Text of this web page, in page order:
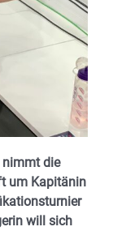
nimmt die
um Kapitänin
will sich